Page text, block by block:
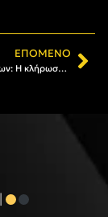
ΕΠΌΜΕΝΟ
Πόλο Παίδων: Η κλήρωση και το πρόγραμμα της Β’ Φάσης του Πανελλήνιου Πρωταθλήματος